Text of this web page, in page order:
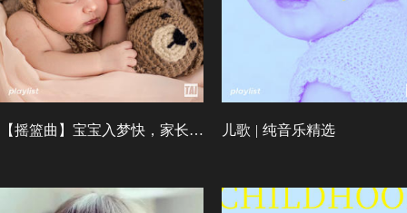
【摇篮曲】宝宝入梦快，家长睡得香 儿歌 | 纯音乐精选